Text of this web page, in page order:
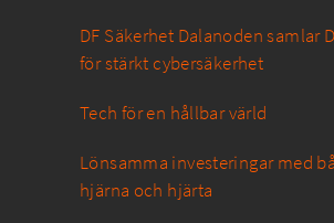
DF Säkerhet Dalanoden samlar
för stärkt cybersäkerhet
Tech för en hållbar värld
Lönsamma investeringar med
hjärna och hjärta